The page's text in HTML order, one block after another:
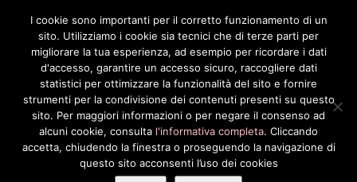
Festival Puccini 2026 – dal 6
all’11 agosto
A LidoCult Claudio Cerasa
presenta “L’antidoto
I cookie sono importanti per il corretto funzionamento di un
sito. Utilizziamo i cookie sia tecnici che di terze parti per
migliorare la tua esperienza, ad esempio per ricordare i dati
d'accesso, garantire un accesso sicuro, raccogliere dati
statistici per ottimizzare la funzionalità del sito e fornire
strumenti per la condivisione dei contenuti presenti su questo
sito. Per maggiori informazioni o per negare il consenso ad
alcuni cookie, consulta l'informativa completa. Cliccando
accetta, chiudendo la finestra o proseguendo la navigazione di
questo sito acconsenti l’uso dei cookies